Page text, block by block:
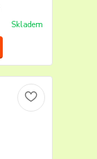
Skladem